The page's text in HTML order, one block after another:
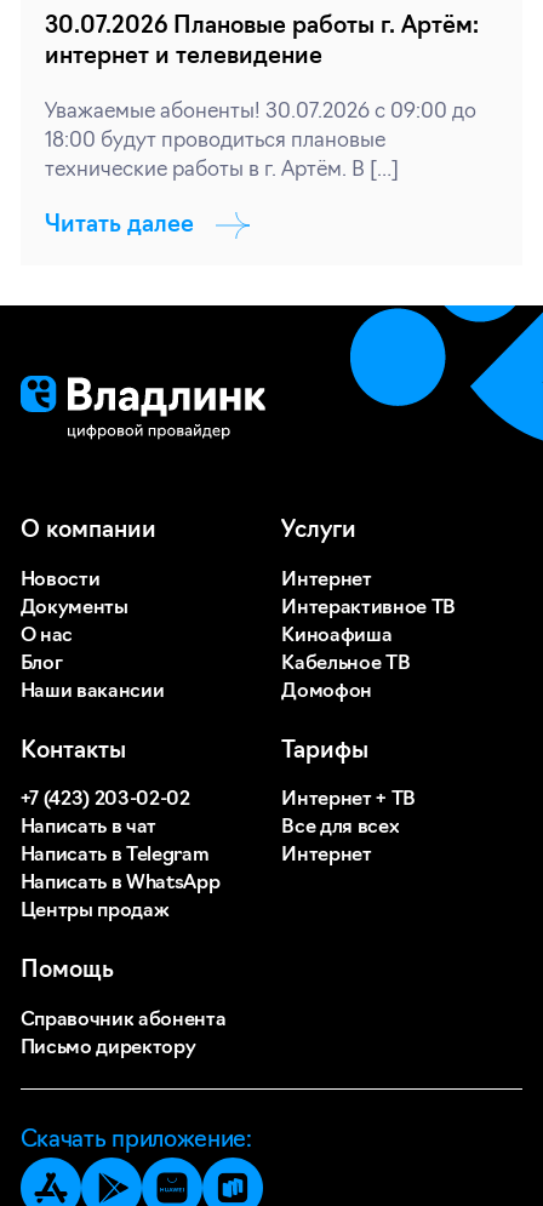
30.07.2026 Плановые работы г. Артём:
интернет и телевидение
Уважаемые абоненты! 30.07.2026 с 09:00 до
18:00 будут проводиться плановые
технические работы в г. Артём. В […]
Читать далее
О компании
Новости
Документы
О нас
Блог
Наши вакансии
Услуги
Интернет
Интерактивное ТВ
Киноафиша
Кабельное ТВ
Домофон
Помощь
Справочник абонента
Письмо директору
Тарифы
Интернет + ТВ
Все для всех
Интернет
Контакты
+7 (423) 203-02-02
Написать в чат
Написать в Telegram
Написать в WhatsApp
Центры продаж
Скачать приложение: